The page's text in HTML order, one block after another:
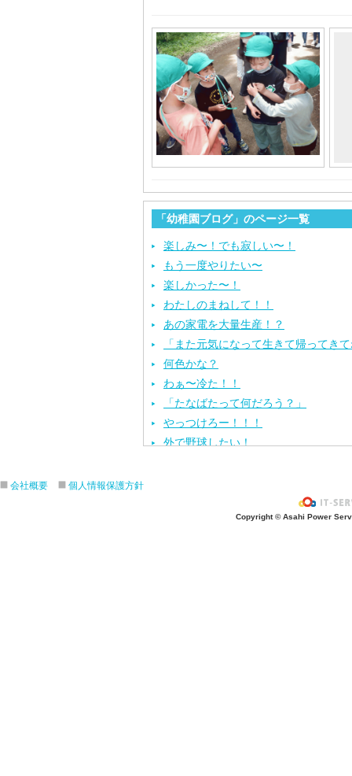
「幼稚園ブログ」のページ一覧
楽しみ〜！でも寂しい〜！
もう一度やりたい〜
楽しかった〜！
わたしのまねして！！
あの家電を大量生産！？
「また元気になって生きて帰ってき
何色かな？
わぁ〜冷た！！
「たなばたって何だろう？」
やっつけろー！！！
外で野球したい！
あの先生はだ〜れ？
会社概要 個人情報保護方針
Copyright © Asahi Power